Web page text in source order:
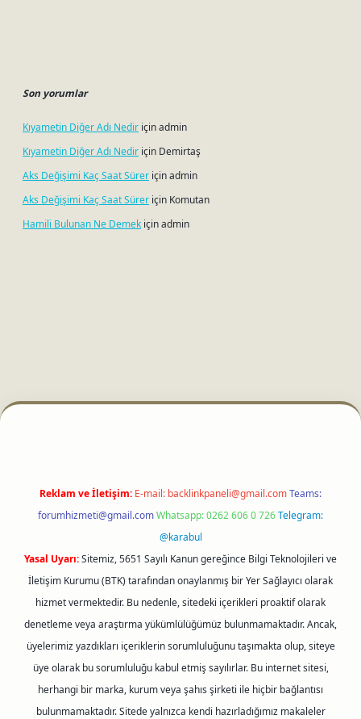
Son yorumlar
Kıyametin Diğer Adı Nedir içinadmin
Kıyametin Diğer Adı Nedir için Demirtaş
Aks Değişimi Kaç Saat Sürer içinadmin
Aks Değişimi Kaç Saat Sürer için Komutan
Hamili Bulunan Ne Demek içinadmin
Reklam ve İletişim: E-mail: backlinkpaneli@gmail.comTeams:
forumhizmeti@gmail.comWhatsapp: 0262 606 0 726Telegram:
@karabul
Yasal Uyarı:Sitemiz, 5651 Sayılı Kanun gereğince Bilgi Teknolojileri ve
İletişim Kurumu (BTK) tarafından onaylanmış bir Yer Sağlayıcı olarak
hizmet vermektedir. Bu nedenle, sitedeki içerikleri proaktif olarak
denetleme veya araştırma yükümlülüğümüz bulunmamaktadır. Ancak,
üyelerimiz yazdıkları içeriklerin sorumluluğunu taşımakta olup, siteye
üye olarak bu sorumluluğu kabul etmiş sayılırlar. Bu internet sitesi,
herhangi bir marka, kurum veya şahıs şirketi ile hiçbir bağlantısı
bulunmamaktadır. Sitede yalnızca kendi hazırladığımız makaleler